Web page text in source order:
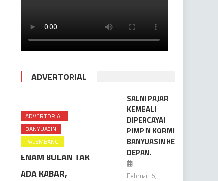
ADVERTORIAL
ADVERTORIAL
BANYUASIN
PALEMBANG
ENAM BULAN TAK
ADA KABAR,
SALNI PAJAR
KEMBALI
DIPERCAYAI
PIMPIN KORMI
BANYUASIN KE
DEPAN.
Februari 6,